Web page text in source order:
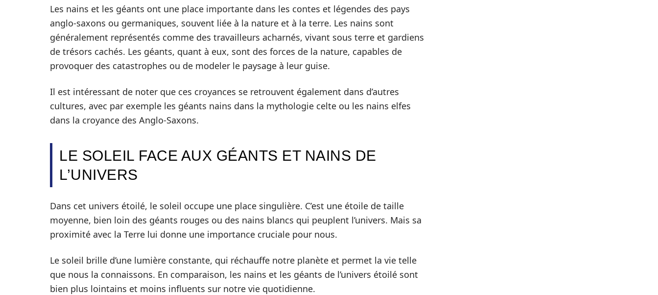
Les nains et les géants ont une place importante dans les contes et légendes des pays
anglo-saxons ou germaniques, souvent liée à la nature et à la terre. Les nains sont
généralement représentés comme des travailleurs acharnés, vivant sous terre et gardiens
de trésors cachés. Les géants, quant à eux, sont des forces de la nature, capables de
provoquer des catastrophes ou de modeler le paysage à leur guise.
Il est intéressant de noter que ces croyances se retrouvent également dans d’autres
cultures, avec par exemple les géants nains dans la mythologie celte ou les nains elfes
dans la croyance des Anglo-Saxons.
LE SOLEIL FACE AUX GÉANTS ET NAINS DE
L’UNIVERS
Dans cet univers étoilé, le soleil occupe une place singulière. C’est une étoile de taille
moyenne, bien loin des géants rouges ou des nains blancs qui peuplent l’univers. Mais sa
proximité avec la Terre lui donne une importance cruciale pour nous.
Le soleil brille d’une lumière constante, qui réchauffe notre planète et permet la vie telle
que nous la connaissons. En comparaison, les nains et les géants de l’univers étoilé sont
bien plus lointains et moins influents sur notre vie quotidienne.